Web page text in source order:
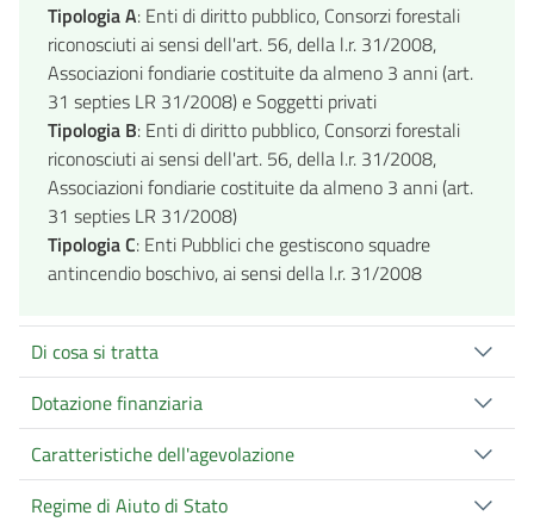
Tipologia A: Enti di diritto pubblico, Consorzi forestali
riconosciuti ai sensi dell'art. 56, della l.r. 31/2008,
Associazioni fondiarie costituite da almeno 3 anni (art.
31 septies LR 31/2008) e Soggetti privati
Tipologia B: Enti di diritto pubblico, Consorzi forestali
riconosciuti ai sensi dell'art. 56, della l.r. 31/2008,
Associazioni fondiarie costituite da almeno 3 anni (art.
31 septies LR 31/2008)
Tipologia C: Enti Pubblici che gestiscono squadre
antincendio boschivo, ai sensi della l.r. 31/2008
Di cosa si tratta
Dotazione finanziaria
Caratteristiche dell'agevolazione
Regime di Aiuto di Stato